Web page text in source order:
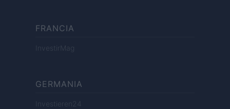
FRANCIA
InvestirMag
GERMANIA
Investieren24